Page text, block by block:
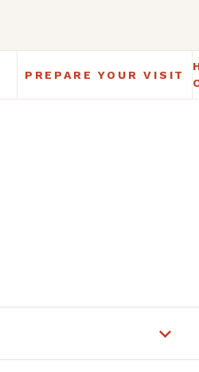
PREPARE YOUR VISIT